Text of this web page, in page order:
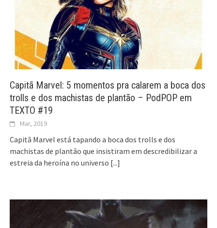
Capitã Marvel: 5 momentos pra calarem a boca dos
trolls e dos machistas de plantão – PodPOP em
TEXTO #19
Mar, 2019
Capitã Marvel está tapando a boca dos trolls e dos
machistas de plantão que insistiram em descredibilizar a
estreia da heroína no universo [...]